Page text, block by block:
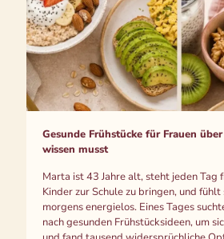
Gesunde Frühstücke für Frauen
wissen musst
Marta ist 43 Jahre alt, steht jeden Tag
Kinder zur Schule zu bringen, und
morgens energielos. Eines Tages
nach gesunden Frühstücksideen, um